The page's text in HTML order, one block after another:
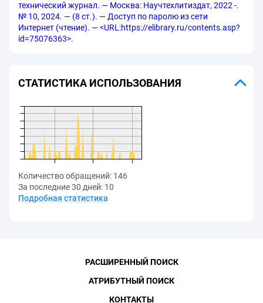
технический журнал. — Москва: Научтехлитиздат, 2022 -.
№ 10, 2024. — (8 ст.). — Доступ по паролю из сети
Интернет (чтение). — <URL:https://elibrary.ru/contents.asp?
id=75076363>.
СТАТИСТИКА ИСПОЛЬЗОВАНИЯ
Количество обращений: 146
За последние 30 дней: 10
Подробная статистика
РАСШИРЕННЫЙ ПОИСК
АТРИБУТНЫЙ ПОИСК
КОНТАКТЫ